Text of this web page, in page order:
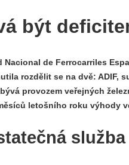
být
Nacional de Ferrocarriles
rozdělit se na dvě: ADIF,
provozem veřejných
letošního roku výhody
služba